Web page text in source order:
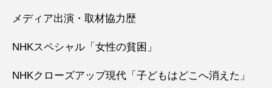
メディア出演・取材協力歴
NHKスペシャル「女性の貧困」
NHKクローズアップ現代「子どもはどこへ消えた」